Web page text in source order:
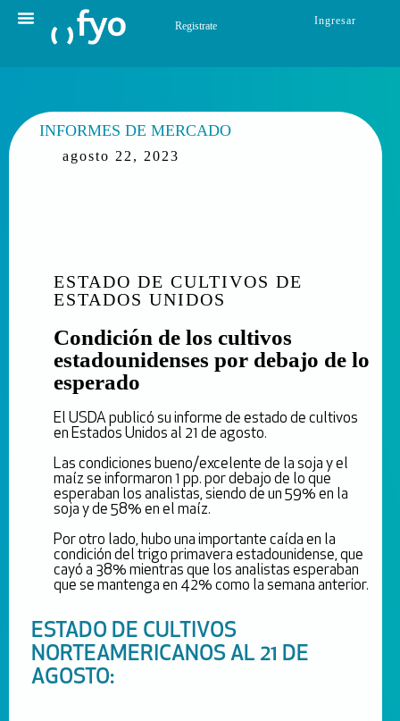
Registrate Ingresar
INFORMES DE MERCADO
agosto 22, 2023
ESTADO DE CULTIVOS DE
ESTADOS UNIDOS
Condición de los cultivos
estadounidenses por debajo de lo
esperado
El USDA publicó su informe de estado de cultivos
en Estados Unidos al 21 de agosto.
Las condiciones bueno/excelente de la soja y el
maíz se informaron 1 pp. por debajo de lo que
esperaban los analistas, siendo de un 59% en la
soja y de 58% en el maíz.
Por otro lado, hubo una importante caída en la
condición del trigo primavera estadounidense, que
cayó a 38% mientras que los analistas esperaban
que se mantenga en 42% como la semana anterior.
ESTADO DE CULTIVOS
NORTEAMERICANOS AL 21 DE
AGOSTO: